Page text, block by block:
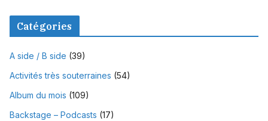
Catégories
A side / B side (39)
Activités très souterraines (54)
Album du mois (109)
Backstage – Podcasts (17)